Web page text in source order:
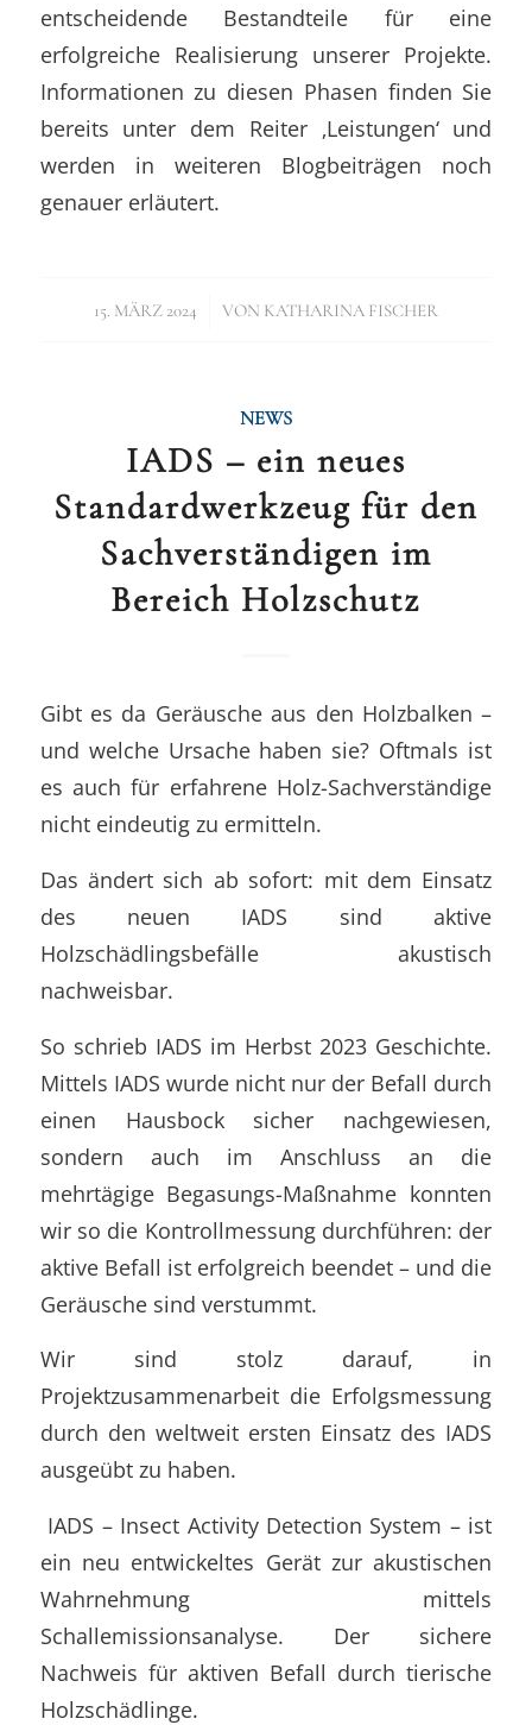
entscheidende Bestandteile für eine
erfolgreiche Realisierung unserer Projekte.
Informationen zu diesen Phasen finden Sie
bereits unter dem Reiter ‚Leistungen‘ und
werden in weiteren Blogbeiträgen noch
genauer erläutert.
15. MÄRZ 2024
/ VON KATHARINA FISCHER
NEWS
IADS – ein neues
Standardwerkzeug für den
Sachverständigen im
Bereich Holzschutz
Gibt es da Geräusche aus den Holzbalken –
und welche Ursache haben sie? Oftmals ist
es auch für erfahrene Holz-Sachverständige
nicht eindeutig zu ermitteln.
Das ändert sich ab sofort: mit dem Einsatz
des neuen IADS sind aktive
Holzschädlingsbefälle akustisch
nachweisbar.
So schrieb IADS im Herbst 2023 Geschichte.
Mittels IADS wurde nicht nur der Befall durch
einen Hausbock sicher nachgewiesen,
sondern auch im Anschluss an die
mehrtägige Begasungs-Maßnahme konnten
wir so die Kontrollmessung durchführen: der
aktive Befall ist erfolgreich beendet – und die
Geräusche sind verstummt.
Wir sind stolz darauf, in
Projektzusammenarbeit die Erfolgsmessung
durch den weltweit ersten Einsatz des IADS
ausgeübt zu haben.
IADS – Insect Activity Detection System – ist
ein neu entwickeltes Gerät zur akustischen
Wahrnehmung mittels
Schallemissionsanalyse. Der sichere
Nachweis für aktiven Befall durch tierische
Holzschädlinge.